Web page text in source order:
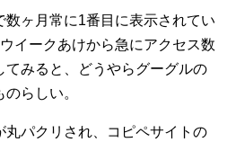
ヶ月常に1番目に表示されてい
イークあけから急にアクセス数
てみると、どうやらグーグルの
らしい。
パクリされ、コピペサイトの